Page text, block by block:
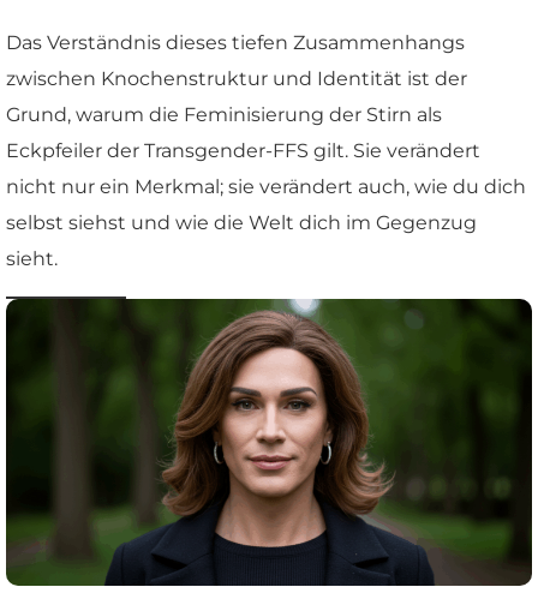
Das Verständnis dieses tiefen Zusammenhangs
zwischen Knochenstruktur und Identität ist der
Grund, warum die Feminisierung der Stirn als
Eckpfeiler der Transgender-FFS gilt. Sie verändert
nicht nur ein Merkmal; sie verändert auch, wie du dich
selbst siehst und wie die Welt dich im Gegenzug
sieht.